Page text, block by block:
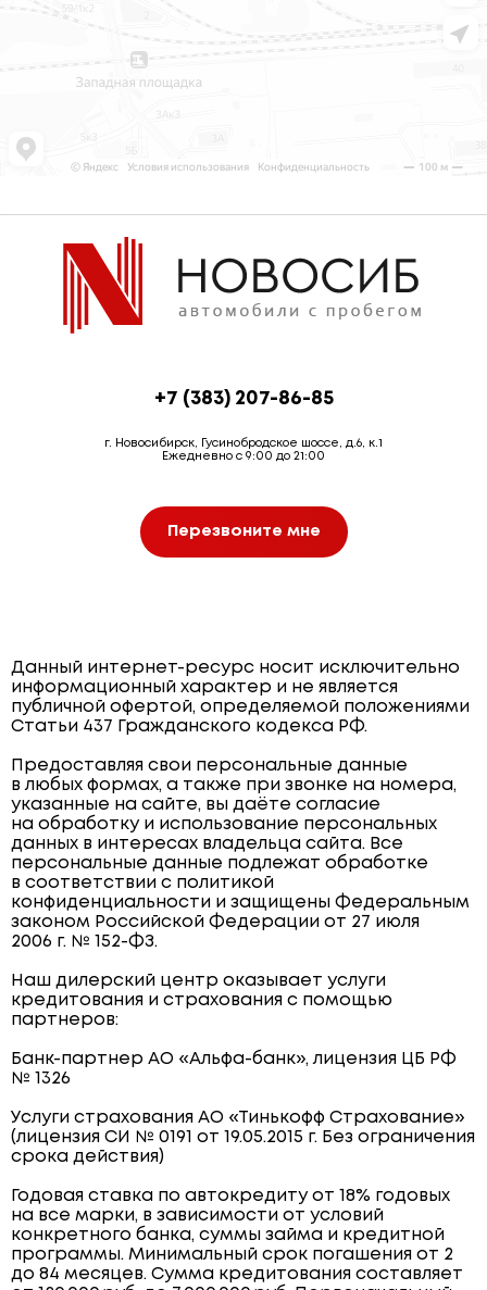
+7 (383) 207-86-85
г. Новосибирск, Гусинобродское шоссе, д.6, к.1
Ежедневно с 9:00 до 21:00
Перезвоните мне
Данный интернет-ресурс носит исключительно
информационный характер и не является
публичной офертой, определяемой положениями
Статьи 437 Гражданского кодекса РФ.
Предоставляя свои персональные данные
в любых формах, а также при звонке на номера,
указанные на сайте, вы даёте согласие
на обработку и использование персональных
данных в интересах владельца сайта. Все
персональные данные подлежат обработке
в соответствии с политикой
конфиденциальности и защищены Федеральным
законом Российской Федерации от 27 июля
2006 г. № 152-ФЗ.
Наш дилерский центр оказывает услуги
кредитования и страхования с помощью
партнеров:
Банк-партнер АО «Альфа-банк», лицензия ЦБ РФ
№ 1326
Услуги страхования АО «Тинькофф Страхование»
(лицензия СИ № 0191 от 19.05.2015 г. Без ограничения
срока действия)
Годовая ставка по автокредиту от 18% годовых
на все марки, в зависимости от условий
конкретного банка, суммы займа и кредитной
программы. Минимальный срок погашения от 2
до 84 месяцев. Сумма кредитования составляет